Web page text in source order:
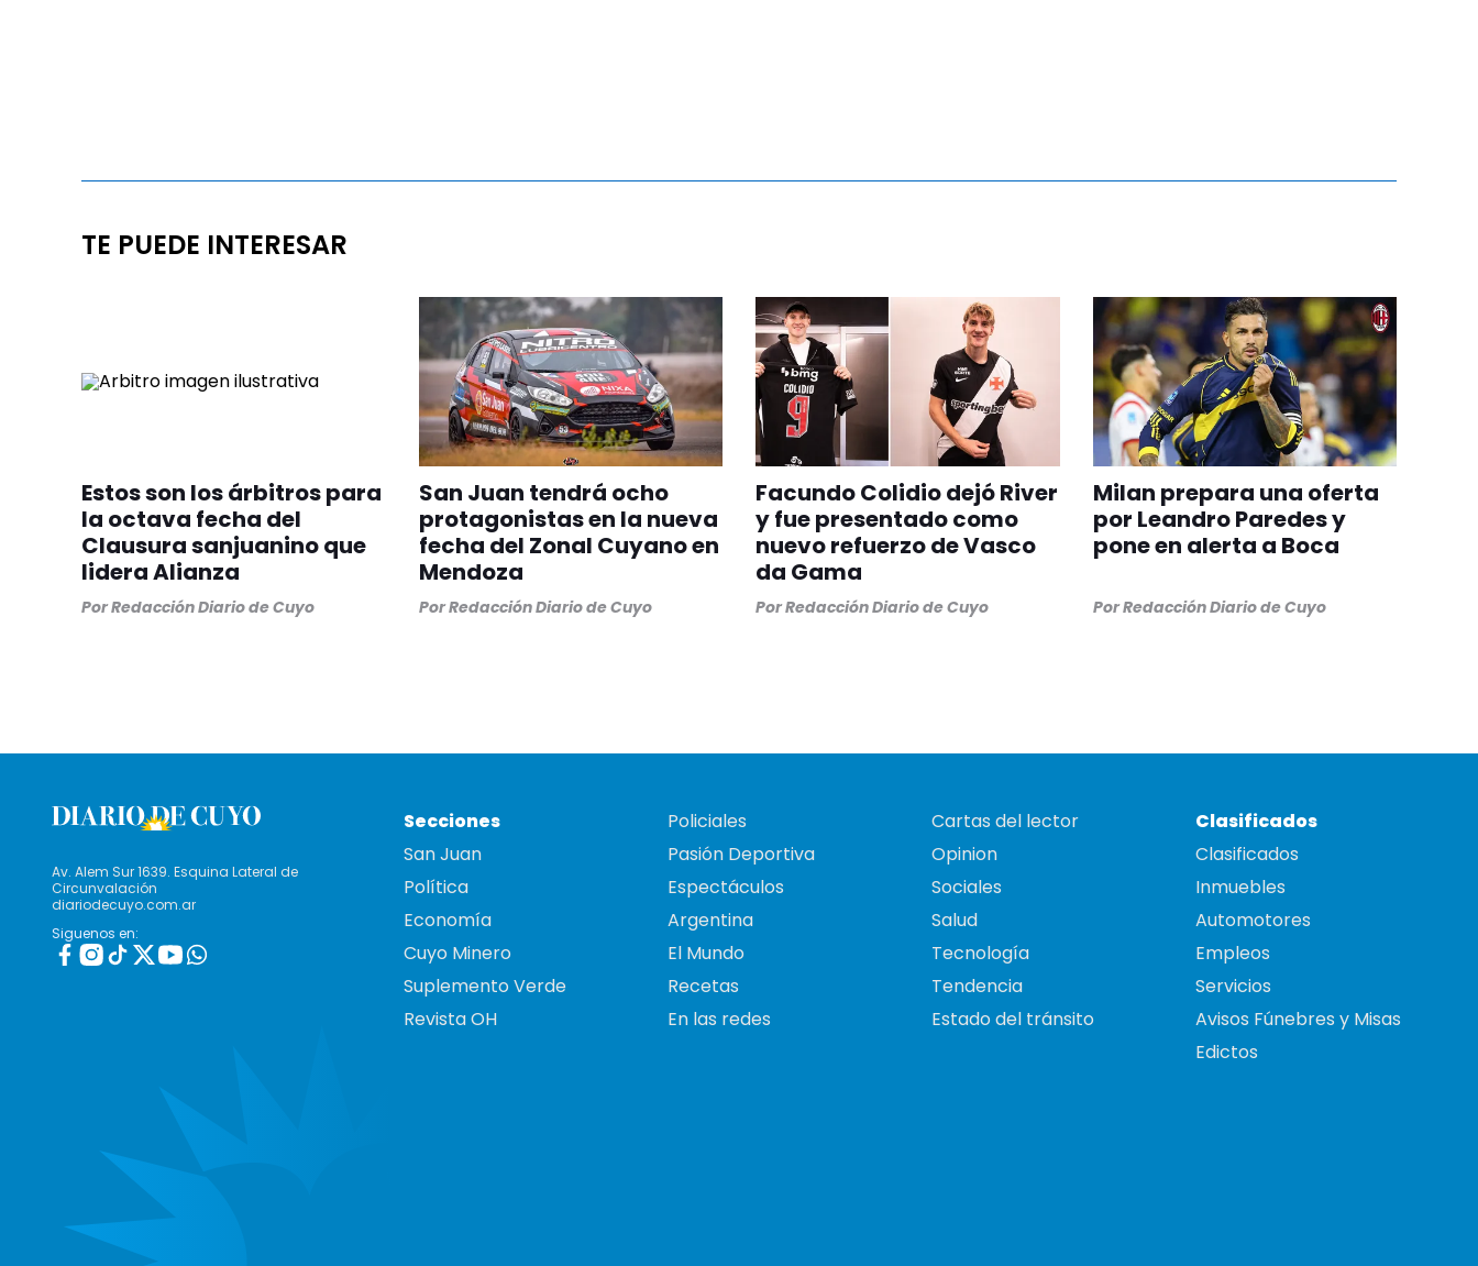
TE PUEDE INTERESAR
Estos son los árbitros para
la octava fecha del
Clausura sanjuanino que
lidera Alianza
PorRedacción Diario de Cuyo
San Juan tendrá ocho
protagonistas en la nueva
fecha del Zonal Cuyano en
Mendoza
PorRedacción Diario de Cuyo
Facundo Colidio dejó River
y fue presentado como
nuevo refuerzo de Vasco
da Gama
PorRedacción Diario de Cuyo
Milan prepara una oferta
por Leandro Paredes y
pone en alerta a Boca
PorRedacción Diario de Cuyo
Av. Alem Sur 1639. Esquina Lateral de
Circunvalación
diariodecuyo.com.ar
Siguenos en:
Secciones
San Juan
Política
Economía
Cuyo Minero
Suplemento Verde
Revista OH
Policiales
Pasión Deportiva
Espectáculos
Argentina
El Mundo
Recetas
En las redes
Cartas del lector
Opinion
Sociales
Salud
Tecnología
Tendencia
Estado del tránsito
Clasificados
Clasificados
Inmuebles
Automotores
Empleos
Servicios
Avisos Fúnebres y Misas
Edictos